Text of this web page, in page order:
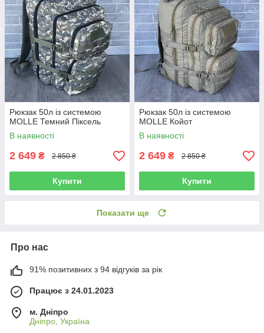
Рюкзак 50л із системою
MOLLE Темний Піксель
В наявності
2 649 ₴ 2 850 ₴
Купити
Рюкзак 50л із системою
MOLLE Койот
В наявності
2 649 ₴ 2 850 ₴
Купити
Показати ще
Про нас
91% позитивних з 94 відгуків за рік
Працює з 24.01.2023
м. Дніпро
Дніпро, Україна